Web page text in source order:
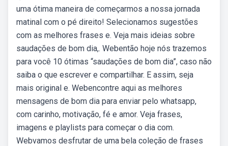
uma ótima maneira de começarmos a nossa jornada
matinal com o pé direito! Selecionamos sugestões
com as melhores frases e. Veja mais ideias sobre
saudações de bom dia,. Webentão hoje nós trazemos
para você 10 ótimas “saudações de bom dia”, caso não
saiba o que escrever e compartilhar. E assim, seja
mais original e. Webencontre aqui as melhores
mensagens de bom dia para enviar pelo whatsapp,
com carinho, motivação, fé e amor. Veja frases,
imagens e playlists para começar o dia com.
Webvamos desfrutar de uma bela coleção de frases